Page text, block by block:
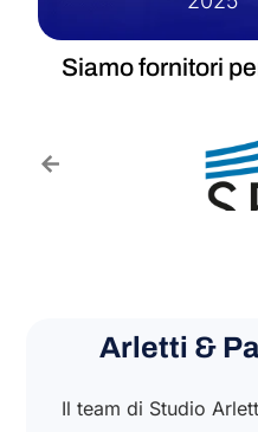
Siamo fornitori
Arletti &
Il team di Studio